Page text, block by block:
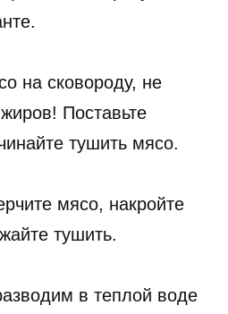
на сковороду, не
Поставьте
тушить мясо.
мясо, накройте
тушить.
в теплой воде